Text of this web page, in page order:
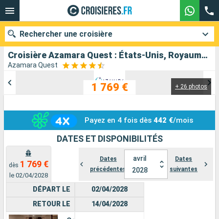
Croisière Azamara Quest : États-Unis, Royaume-Uni, Portugal au départ de Miami
Azamara Quest
+ 26 photos
1 769 €
Payez en 4 fois dès 442 €/mois
DATES ET DISPONIBILITÉS
dès 1 769 €
le 02/04/2028
Dates
précédentes
avril
2028
Dates
suivantes
DÉPART LE
RETOUR LE
02/04/2028
14/04/2028
Rechercher une croisière
Mois de départ
Ports Compagnies
Rechercher